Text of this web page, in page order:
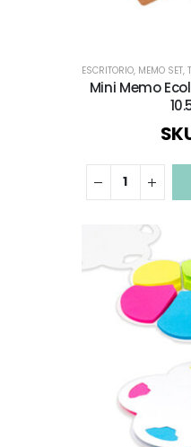
ESCRITORIO, MEMO SET,
Mini Memo